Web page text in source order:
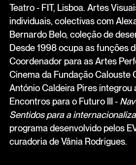
Teatro - FIT, Lisboa. Artes
individuais, colectivas com
Bernardo Belo, coleção de
Desde 1998 ocupa as funções
Coordenador para as Artes
Cinema da Fundação Calouste
António Caldeira Pires integrou
Encontros para o Futuro III -
Sentidos para a
programa desenvolvido pelos
curadoria de Vânia Rodrigues.